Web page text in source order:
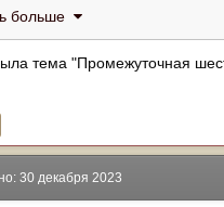
по мотору неплохо.
ваши советы, от чего
у кого, или знаете где
больше
тема "Промежуточная
30 декабря 2023